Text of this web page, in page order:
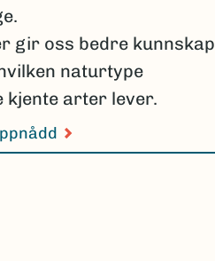
gir oss bedre kunnskap
naturtype
kjente arter lever.